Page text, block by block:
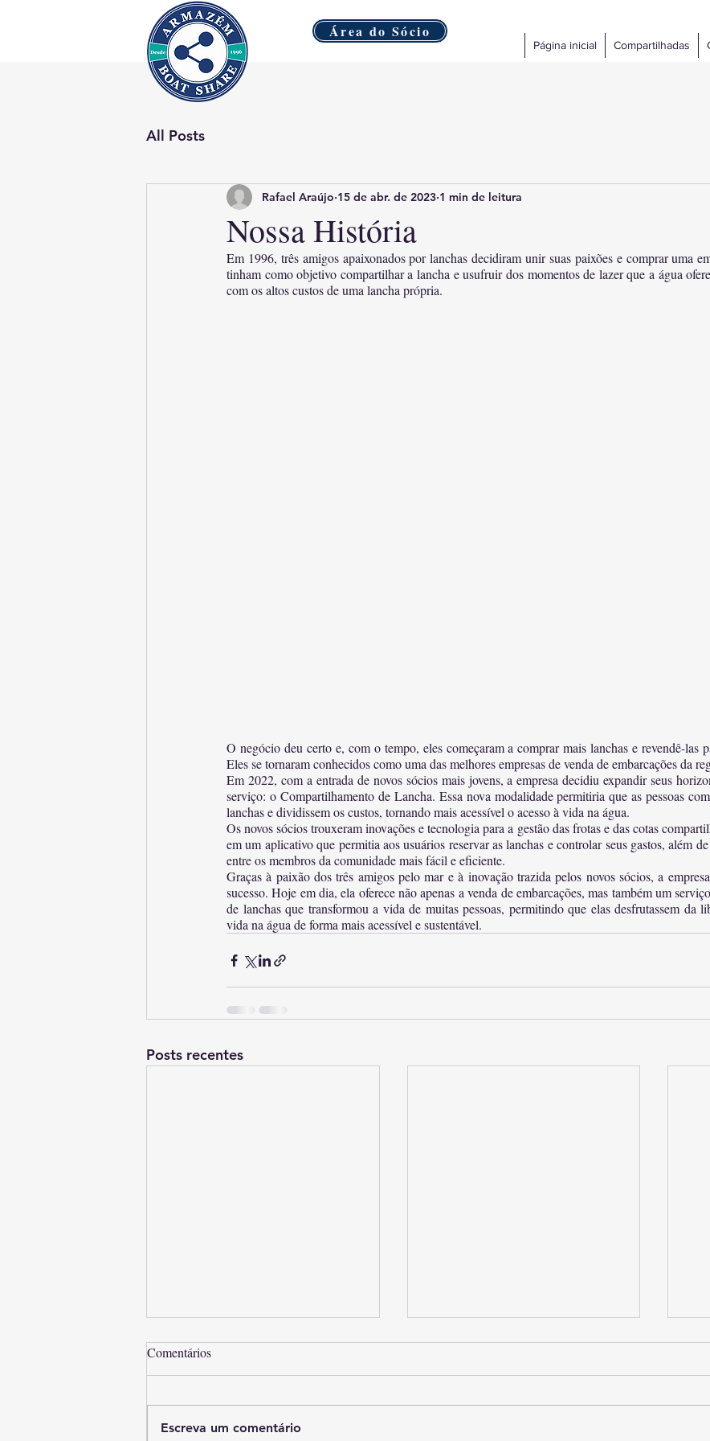
Área do Sócio
Página inicial Compartilhadas
All Posts
Nossa História
Rafael Araújo 15 de abr. de 2023 1 min de leitura
Em 1996, três amigos apaixonados por lanchas decidiram unir suas paixões e comprar uma
tinham como objetivo compartilhar a lancha e usufruir dos momentos de lazer que a água
com os altos custos de uma lancha própria.
O negócio deu certo e, com o tempo, eles começaram a comprar mais lanchas e revendê-las
Eles se tornaram conhecidos como uma das melhores empresas de venda de embarcações da
Em 2022, com a entrada de novos sócios mais jovens, a empresa decidiu expandir seus
serviço: o Compartilhamento de Lancha. Essa nova modalidade permitiria que as pessoas
lanchas e dividissem os custos, tornando mais acessível o acesso à vida na água.
Os novos sócios trouxeram inovações e tecnologia para a gestão das frotas e das cotas
em um aplicativo que permitia aos usuários reservar as lanchas e controlar seus gastos, além
entre os membros da comunidade mais fácil e eficiente.
Graças à paixão dos três amigos pelo mar e à inovação trazida pelos novos sócios, a
sucesso. Hoje em dia, ela oferece não apenas a venda de embarcações, mas também um
de lanchas que transformou a vida de muitas pessoas, permitindo que elas desfrutassem da
vida na água de forma mais acessível e sustentável.
Posts recentes
Comentários
Escreva um comentário